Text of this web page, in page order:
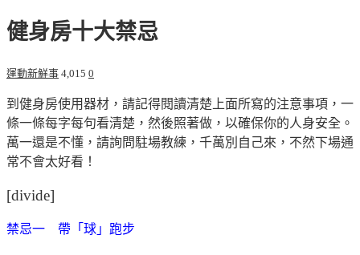
健身房十大禁忌
運動新鮮事 4,015 0
到健身房使用器材，請記得閱讀清楚上面所寫的注意事項，一
條一條每字每句看清楚，然後照著做，以確保你的人身安全。
萬一還是不懂，請詢問駐場教練，千萬別自己來，不然下場通
常不會太好看！
[divide]
禁忌一 帶「球」跑步